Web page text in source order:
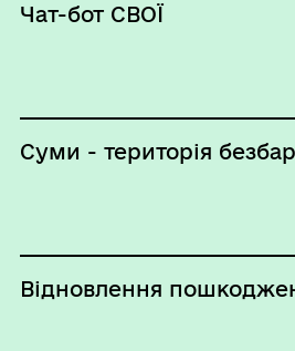
Чат-бот СВОЇ
Суми - територія
Відновлення